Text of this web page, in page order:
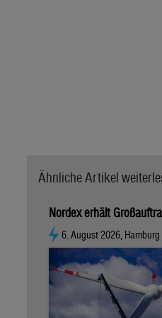
Ähnliche Artikel
Nordex erhält
6. August 2026, Hamburg